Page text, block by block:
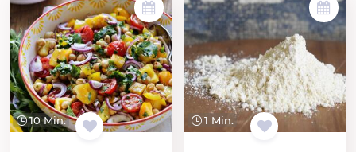
10 Min. 1 Min.